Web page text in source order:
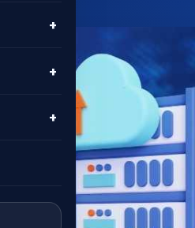
+
+
+